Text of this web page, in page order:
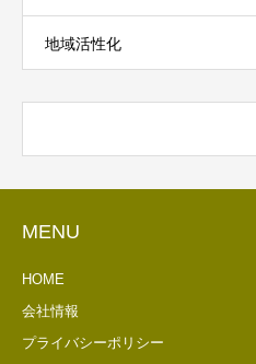
地域活性化
MENU
HOME
会社情報
プライバシーポリシー